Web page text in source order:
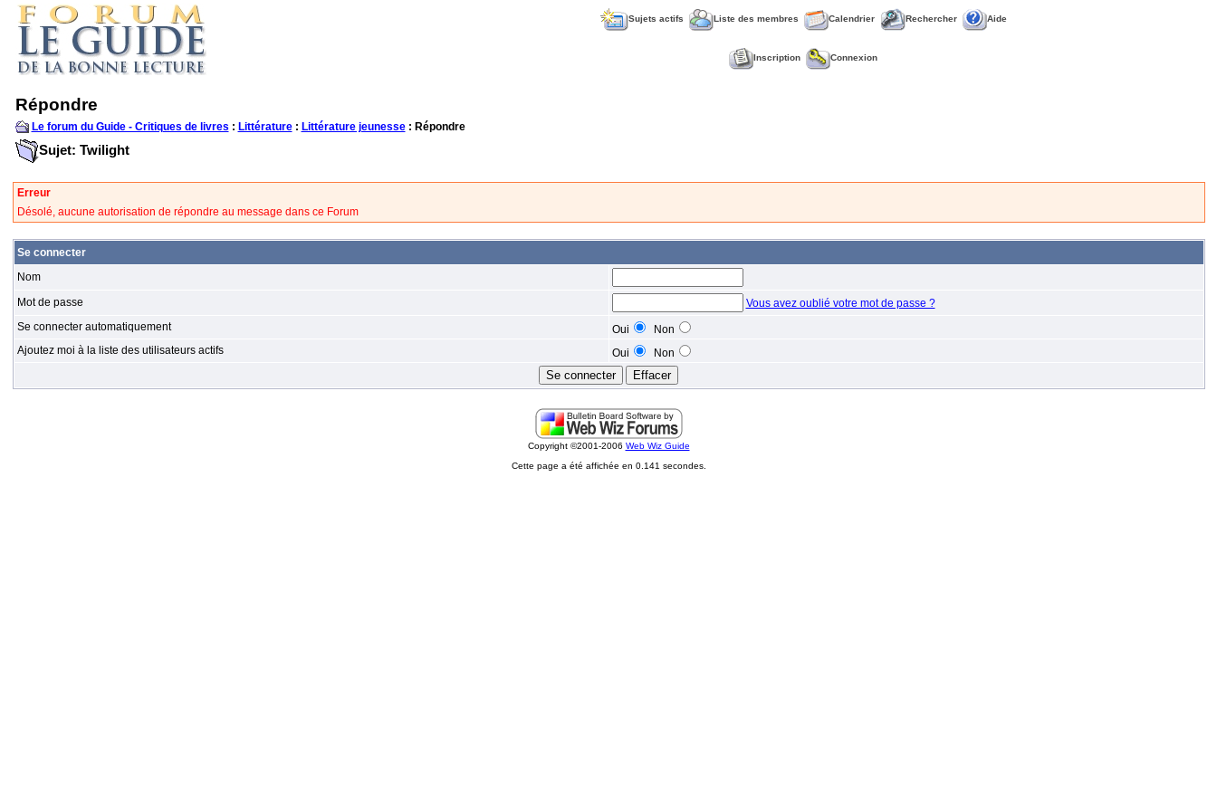
Sujets actifs Liste des membres Calendrier Rechercher Aide
Inscription Connexion
Répondre
Le forum du Guide - Critiques de livres : Littérature: Littérature jeunesse: Répondre
Sujet: Twilight
Erreur
Désolé, aucune autorisation de répondre au message dans ce Forum
Se connecter
Nom
Mot de passe
Vous avez oublié votre mot de passe ?
Se connecter automatiquement
Oui
Non
Ajoutez moi à la liste des utilisateurs actifs
Oui Non
Copyright ©2001-2006 Web Wiz Guide
Cette page a été affichée en 0.141 secondes.